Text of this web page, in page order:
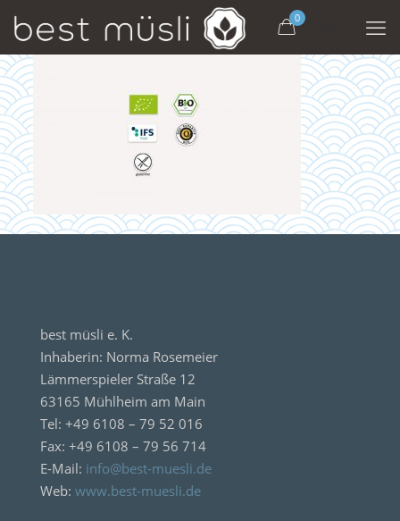
0
best müsli e. K.
Inhaberin: Norma Rosemeier
Lämmerspieler Straße 12
63165 Mühlheim am Main
Tel: +49 6108 – 79 52 016
Fax: +49 6108 – 79 56 714
E-Mail: info@best-muesli.de
Web: www.best-muesli.de